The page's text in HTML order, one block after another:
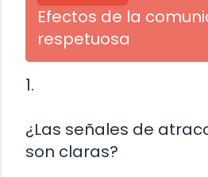
Efectos de la
respetuosa
1.
¿Las señales de
son claras?